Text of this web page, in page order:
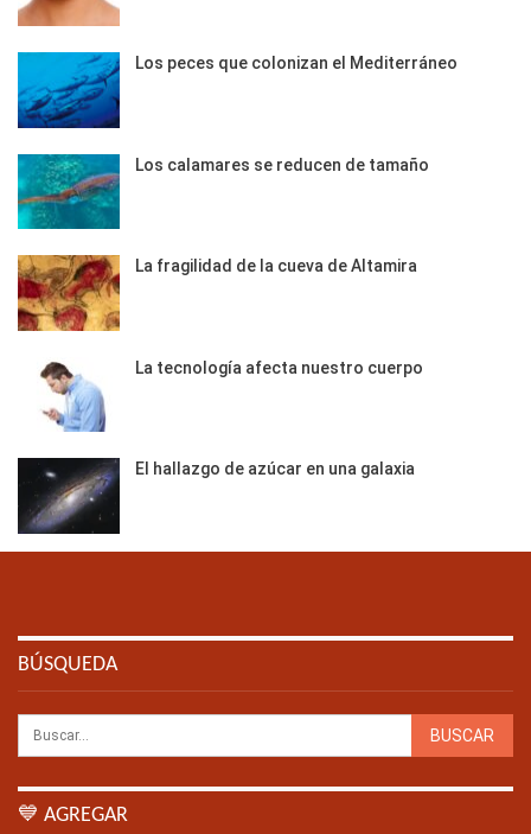
Los peces que colonizan el Mediterráneo
Los calamares se reducen de tamaño
La fragilidad de la cueva de Altamira
La tecnología afecta nuestro cuerpo
El hallazgo de azúcar en una galaxia
BÚSQUEDA
💙 AGREGAR